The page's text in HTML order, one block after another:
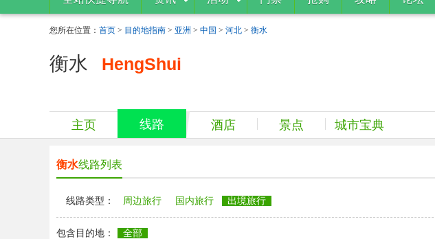
您所在位置： 首页 > 目的地指南 > 亚洲 > 中国 > 河北 > 衡水
衡水 HengShui
主页 线路 酒店 景点 城市宝典
衡水线路列表
线路类型： 周边旅行 国内旅行 出境旅行
包含目的地： 全部